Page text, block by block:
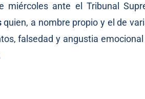
miércoles ante el Tribunal
quien, a nombre propio y el de
falsedad y angustia